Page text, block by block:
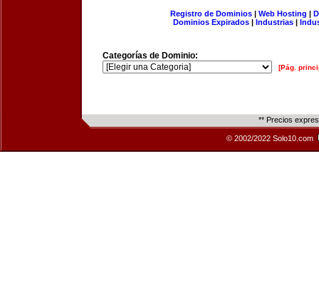
Registro de Dominios| Web Hosting |
Dominios Expirados | Industrias |
Categorías de Dominio:
[Pág.
** Precios
© 2002/2022 Solo10.com